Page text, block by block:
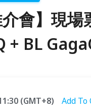
介會】現
+ BL
(GMT+8)
Add To